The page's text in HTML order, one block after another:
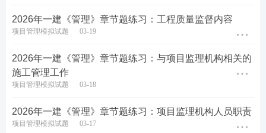
D.基于数据和信息的分析和评价的决策
E.组织只有赢得和保持顾客的信任才能获得持续成功
2026年一建《管理》章节题练习：工程质量监督内容
项目管理模拟试题 03-19
2026年一建《管理》章节题练习：与项目监理机构相关的
施工管理工作
项目管理模拟试题 03-18
2026年一建《管理》章节题练习：项目监理机构人员职责
项目管理模拟试题 03-17